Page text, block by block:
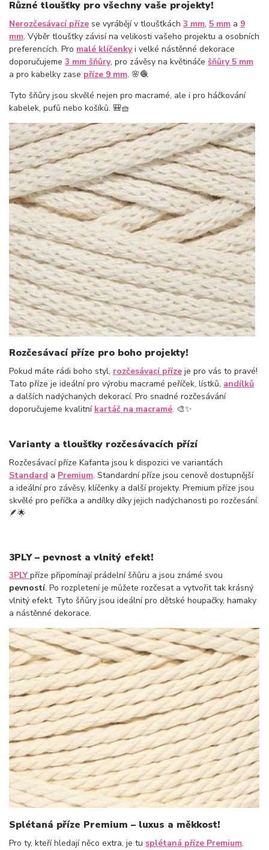
Různé tloušťky pro všechny vaše projekty!
Nerozčesávací příze se vyrábějí v tloušťkách 3 mm, 5 mm a 9
mm. Výběr tloušťky závisí na velikosti vašeho projektu a osobních
preferencích. Pro malé klíčenkyi velké nástěnné dekorace
doporučujeme 3 mm šňůry, pro závěsy na květináče šňůry 5 mm
a pro kabelky zase příze 9 mm. 🌸🧶
Tyto šňůry jsou skvělé nejen pro macramé, ale i pro háčkování
kabelek, pufů nebo košíků. 🎒🧺
Rozčesávací příze pro boho projekty!
Pokud máte rádi boho styl, rozčesávací příze je pro vás to pravé!
Tato příze je ideální pro výrobu macramé peříček, lístků, andílků
a dalších nadýchaných dekorací. Pro snadné rozčesávání
doporučujeme kvalitní kartáč na macramé. 🎨✨
Varianty a tloušťky rozčesávacích přízí
Rozčesávací příze Kafanta jsou k dispozici ve variantách
Standard a Premium. Standardní příze jsou cenově dostupnější
a ideální pro závěsy, klíčenky a další projekty. Premium příze jsou
skvělé pro peříčka a andílky díky jejich nadýchanosti po rozčesání.
🪶🌟
3PLY – pevnost a vlnitý efekt!
3PLYpříze připomínají prádelní šňůru a jsou známé svou
pevností. Po rozpletení je můžete rozčesat a vytvořit tak krásný
vlnitý efekt. Tyto šňůry jsou ideální pro dětské houpačky, hamaky
a nástěnné dekorace.
Splétaná příze Premium – luxus a měkkost!
Pro ty, kteří hledají něco extra, je tu splétaná příze Premium.